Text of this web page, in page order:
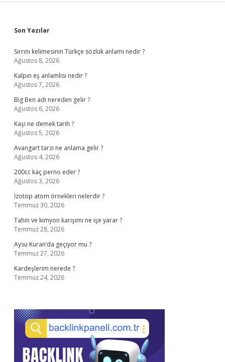
Sidebar
Son Yazılar
Sırrını kelimesinin Türkçe sözlük anlamı nedir ?
Ağustos 8, 2026
Kalpın eş anlamlısı nedir ?
Ağustos 7, 2026
Big Ben adı nereden gelir ?
Ağustos 6, 2026
Kaşi ne demek tarih ?
Ağustos 5, 2026
Avangart tarzı ne anlama gelir ?
Ağustos 4, 2026
200cc kaç perno eder ?
Ağustos 3, 2026
İzotop atom örnekleri nelerdir ?
Temmuz 30, 2026
Tahin ve kimyon karışımı ne işe yarar ?
Temmuz 28, 2026
Aysu Kuran’da geçiyor mu ?
Temmuz 27, 2026
Kardeşlerim nerede ?
Temmuz 24, 2026